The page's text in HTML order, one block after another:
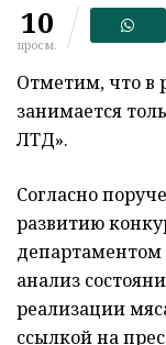
10
просм.
Отметим, что в
занимается
ЛТД».
Согласно
развитию
департаментом
анализ
реализации
ссылкой на